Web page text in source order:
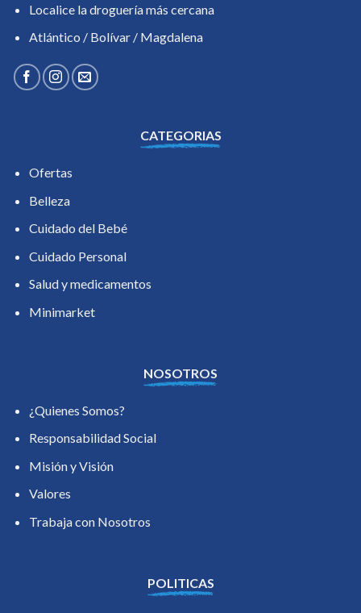
Localice la droguería más cercana
Atlántico / Bolívar / Magdalena
CATEGORIAS
Ofertas
Belleza
Cuidado del Bebé
Cuidado Personal
Salud y medicamentos
Minimarket
NOSOTROS
¿Quienes Somos?
Responsabilidad Social
Misión y Visión
Valores
Trabaja con Nosotros
POLITICAS